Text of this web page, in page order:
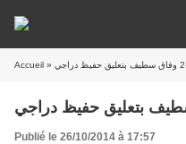
Accueil
Publié le 26/10/2014 à 17:57